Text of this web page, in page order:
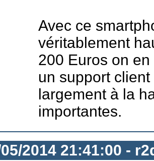
Avec ce
véritablement
200 Euros on
un support
largement à la
importantes.
2014 21:41:00 -